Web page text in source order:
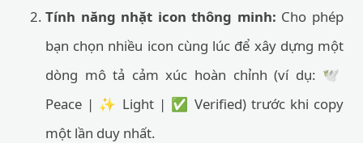
Tính năng nhặt icon thông minh: Cho phép
bạn chọn nhiều icon cùng lúc để xây dựng một
dòng mô tả cảm xúc hoàn chỉnh (ví dụ: 🕊️
Peace | ✨ Light | ✅ Verified) trước khi copy
một lần duy nhất.